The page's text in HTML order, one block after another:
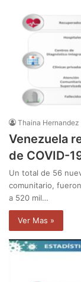
Thaina Hernandez
Venezuela
de COVID-
Un total de 56
comunitario,
a 520 mil…
Ver Mas »